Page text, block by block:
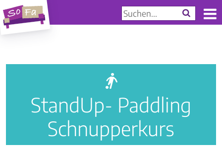
a
StandUp- Paddling
Schnupperkurs